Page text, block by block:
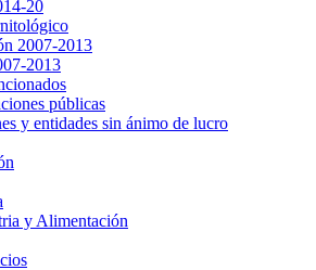
20
2007-2013
2013
públicas
y entidades sin ánimo de lucro
y Alimentación